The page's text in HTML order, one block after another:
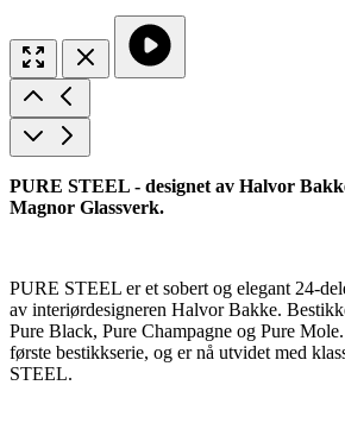
PURE STEEL - designet av Halvor
Magnor Glassverk.
PURE STEEL er et sobert og elegant 24-
av interiørdesigneren Halvor Bakke.
Pure Black, Pure Champagne og Pure
første bestikkserie, og er nå utvidet med
STEEL.